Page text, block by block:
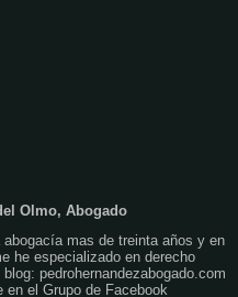
Olmo, Abogado
abogacía mas de treinta años y en
he especializado en derecho
pedrohernandezabogado.com
el Grupo de Facebook